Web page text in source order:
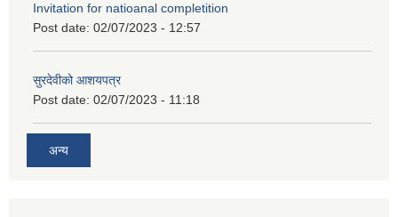
Invitation for natioanal completition
Post date: 02/07/2023 - 12:57
सुरदेवीको आशयपत्र
Post date: 02/07/2023 - 11:18
अन्य